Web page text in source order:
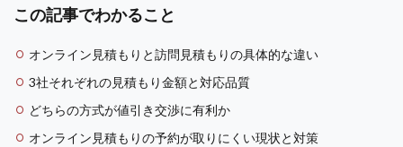
この記事でわかること
オンライン見積もりと訪問見積もりの具体的な違い
3社それぞれの見積もり金額と対応品質
どちらの方式が値引き交渉に有利か
オンライン見積もりの予約が取りにくい現状と対策